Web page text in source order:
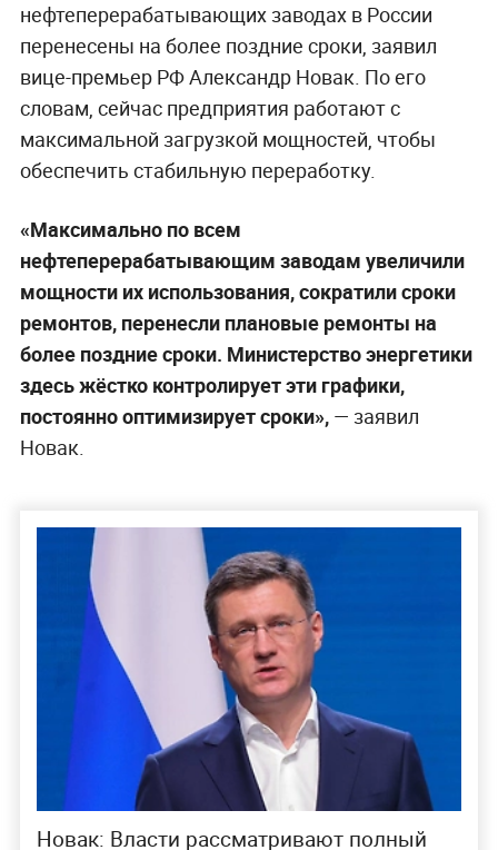
нефтеперерабатывающих заводах в России
перенесены на более поздние сроки, заявил
вице-премьер РФ Александр Новак. По его
словам, сейчас предприятия работают с
максимальной загрузкой мощностей, чтобы
обеспечить стабильную переработку.
«Максимально по всем
нефтеперерабатывающим заводам увеличили
мощности их использования, сократили сроки
ремонтов, перенесли плановые ремонты на
более поздние сроки. Министерство энергетики
здесь жёстко контролирует эти графики,
постоянно оптимизирует сроки»,— заявил
Новак.
Новак: Власти рассматривают полный